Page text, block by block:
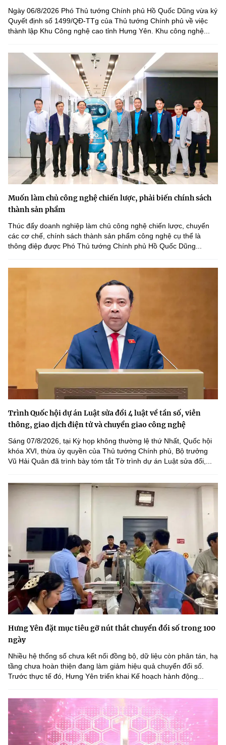
Ngày 06/8/2026 Phó Thủ tướng Chính phủ Hồ Quốc Dũng vừa ký
Quyết định số 1499/QĐ-TTg của Thủ tướng Chính phủ về việc
thành lập Khu Công nghệ cao tỉnh Hưng Yên. Khu công nghệ...
Muốn làm chủ công nghệ chiến lược, phải biến chính sách
thành sản phẩm
Thúc đẩy doanh nghiệp làm chủ công nghệ chiến lược, chuyển
các cơ chế, chính sách thành sản phẩm công nghệ cụ thể là
thông điệp được Phó Thủ tướng Chính phủ Hồ Quốc Dũng...
Trình Quốc hội dự án Luật sửa đổi 4 luật về tần số, viễn
thông, giao dịch điện tử và chuyển giao công nghệ
Sáng 07/8/2026, tại Kỳ họp không thường lệ thứ Nhất, Quốc hội
khóa XVI, thừa ủy quyền của Thủ tướng Chính phủ, Bộ trưởng
Vũ Hải Quân đã trình bày tóm tắt Tờ trình dự án Luật sửa đổi,...
Hưng Yên đặt mục tiêu gỡ nút thắt chuyển đổi số trong 100
ngày
Nhiều hệ thống số chưa kết nối đồng bộ, dữ liệu còn phân tán, hạ
tầng chưa hoàn thiện đang làm giảm hiệu quả chuyển đổi số.
Trước thực tế đó, Hưng Yên triển khai Kế hoạch hành động...